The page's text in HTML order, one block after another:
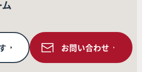
お問い合わせ